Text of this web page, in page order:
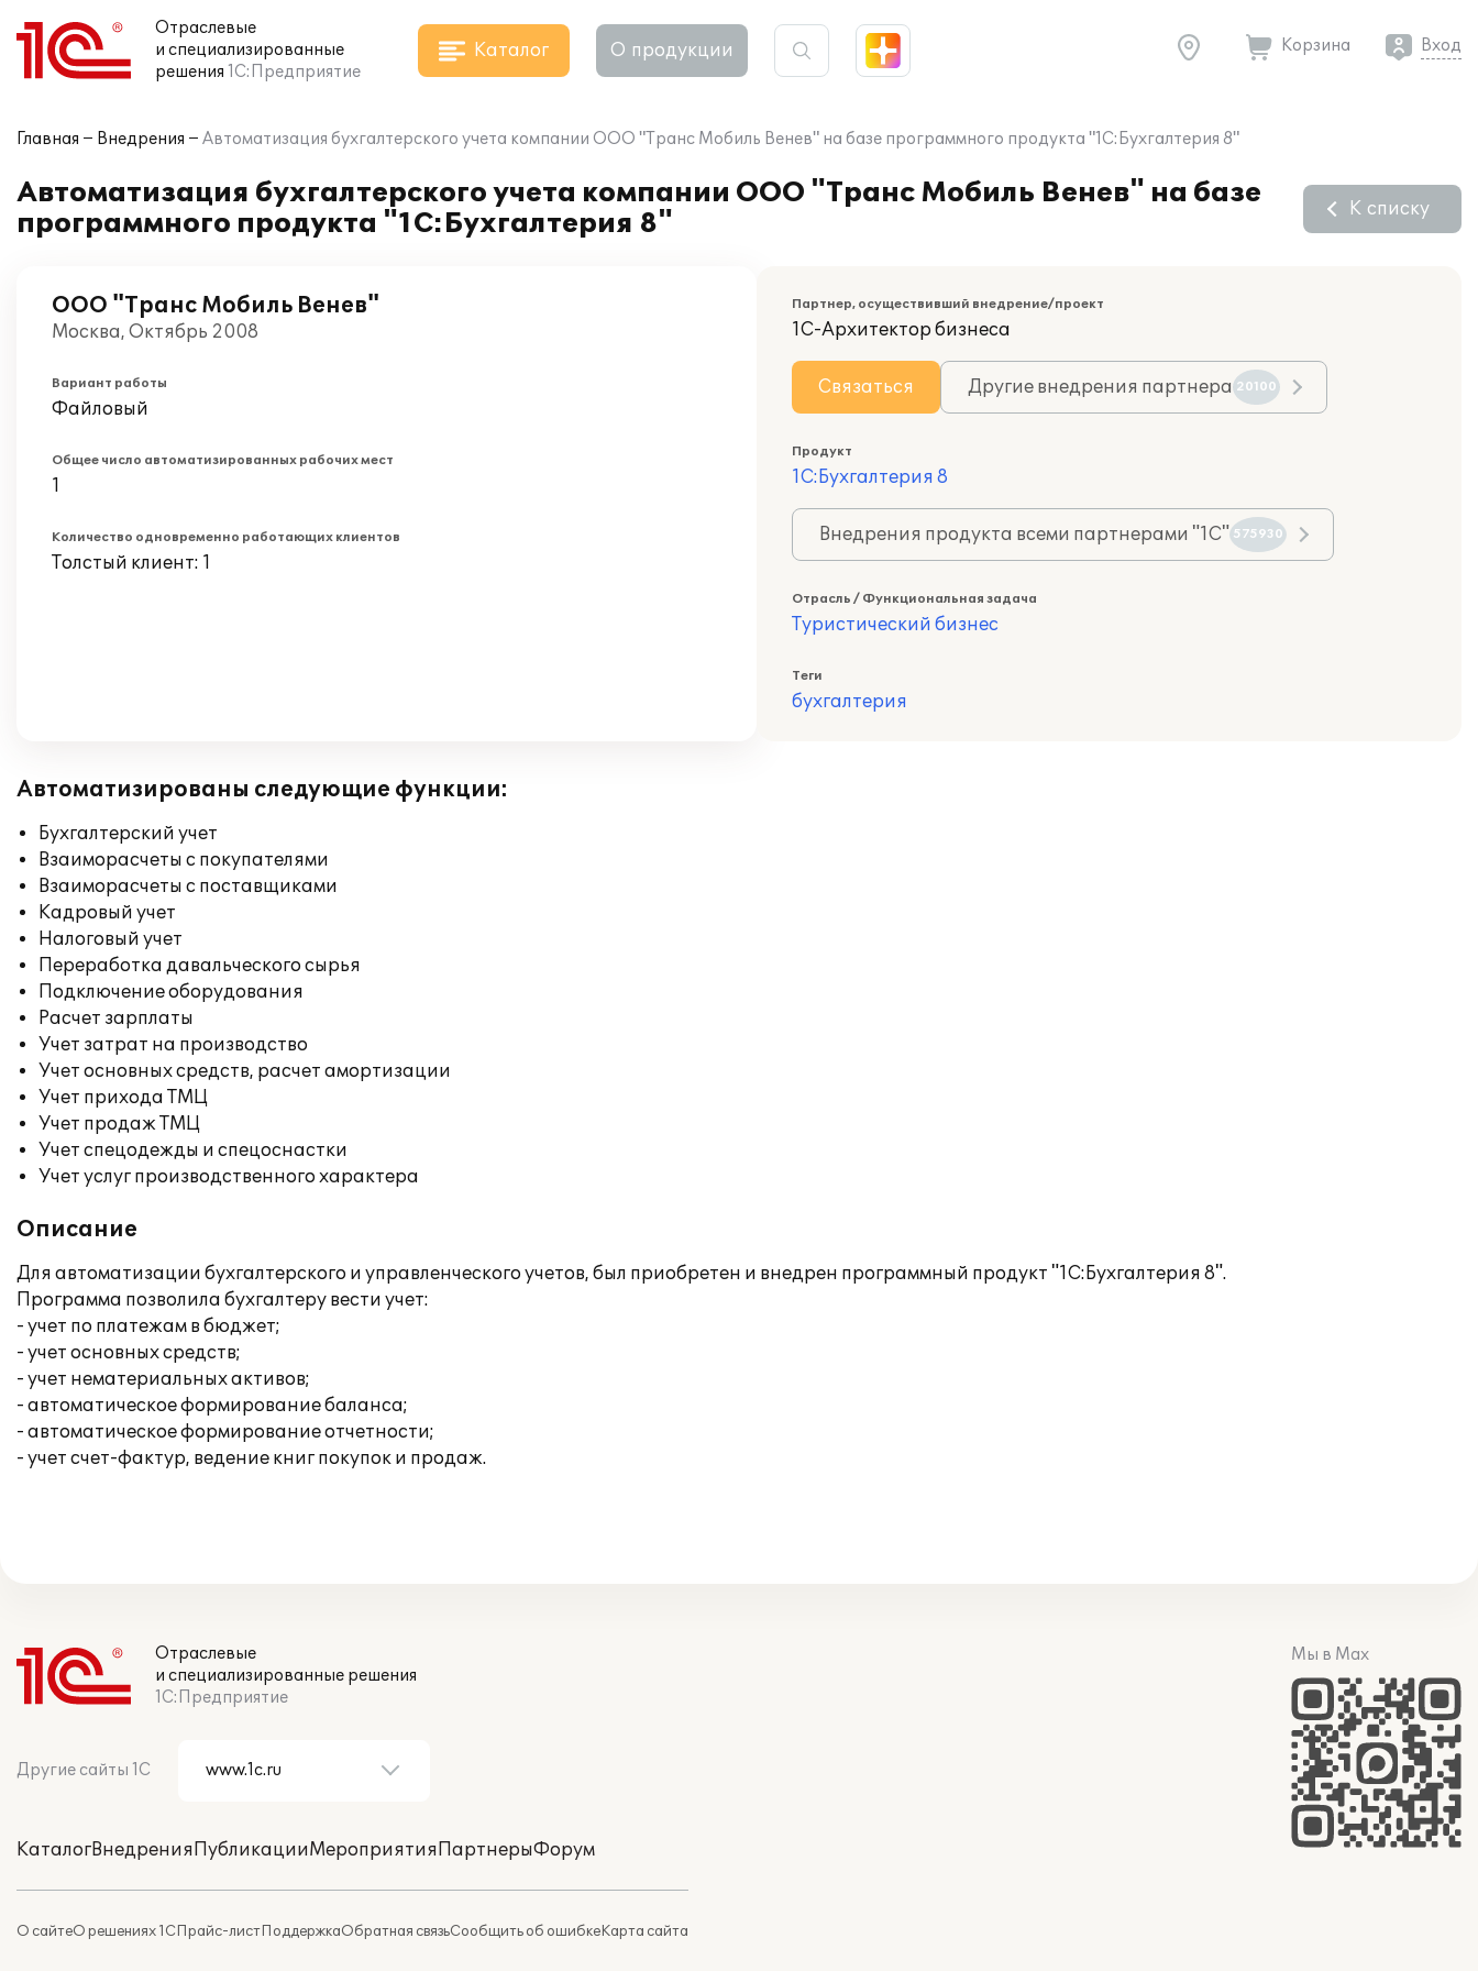
Отраслевые
и специализированные
решения 1С:Предприятие
Каталог О продукции Корзина Вход
Главная Внедрения Автоматизация бухгалтерского учета компании ООО "Транс Мобиль Венев" на базе программного продукта "1С:Бухгалтерия 8"
Автоматизация бухгалтерского учета компании ООО "Транс Мобиль Венев" на базе
программного продукта "1С:Бухгалтерия 8"
К списку
ООО "Транс Мобиль Венев"
Москва, Октябрь 2008
Вариант работы
Файловый
Общее число автоматизированных рабочих мест
1
Количество одновременно работающих клиентов
Толстый клиент: 1
Партнер, осуществивший внедрение/проект
1С-Архитектор бизнеса
Связаться Другие внедрения партнера 20100
Продукт
1С:Бухгалтерия 8
Внедрения продукта всеми партнерами "1С" 575930
Отрасль / Функциональная задача
Туристический бизнес
Теги
бухгалтерия
Автоматизированы следующие функции:
Бухгалтерский учет
Взаиморасчеты с покупателями
Взаиморасчеты с поставщиками
Кадровый учет
Налоговый учет
Переработка давальческого сырья
Подключение оборудования
Расчет зарплаты
Учет затрат на производство
Учет основных средств, расчет амортизации
Учет прихода ТМЦ
Учет продаж ТМЦ
Учет спецодежды и спецоснастки
Учет услуг производственного характера
Описание
Для автоматизации бухгалтерского и управленческого учетов, был приобретен и внедрен программный продукт "1С:Бухгалтерия 8".
Программа позволила бухгалтеру вести учет:
- учет по платежам в бюджет;
- учет основных средств;
- учет нематериальных активов;
- автоматическое формирование баланса;
- автоматическое формирование отчетности;
- учет счет-фактур, ведение книг покупок и продаж.
Отраслевые
и специализированные решения
1С:Предприятие
Другие сайты 1С
КаталогВнедренияПубликацииМероприятияПартнерыФорум
О сайтеО решениях 1СПрайс-листПоддержкаОбратная связьСообщить об ошибкеКарта сайта
Мы в Max